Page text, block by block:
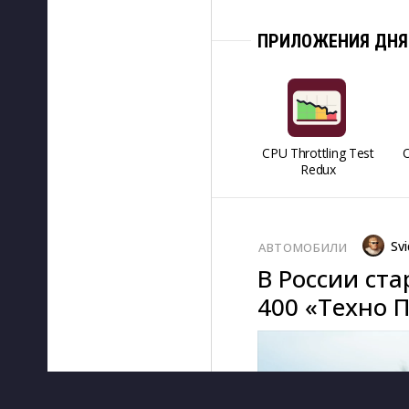
ПРИЛОЖЕНИЯ ДНЯ
CPU Throttling Test
Redux
АВТОМОБИЛИ
В России
400 «Техно